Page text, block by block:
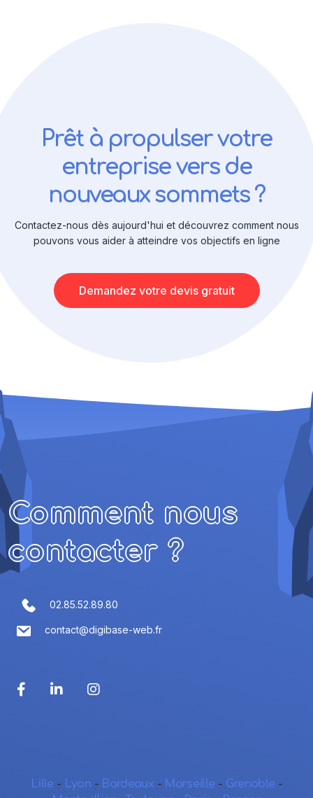
Prêt à propulser votre
entreprise vers de
nouveaux sommets ?
Contactez-nous dès aujourd'hui et découvrez comment nous
pouvons vous aider à atteindre vos objectifs en ligne
Demandez votre devis gratuit
Comment nous
contacter ?
02.85.52.89.80
contact@digibase-web.fr
Lille - Lyon - Bordeaux - Marseille - Grenoble -